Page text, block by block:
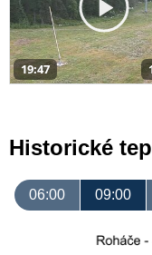
19:47
Historické
06:00 09:00